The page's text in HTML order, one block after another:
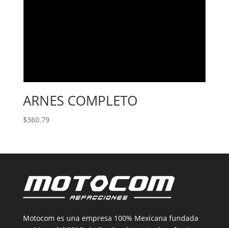
ARNES COMPLETO
$360.79
Motocom es una empresa 100% Mexicana fundada